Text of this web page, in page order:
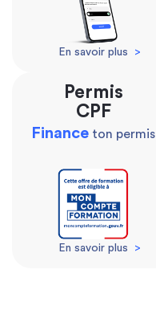
En savoir plus >
Permis
CPF
Finance ton permis
En savoir plus >